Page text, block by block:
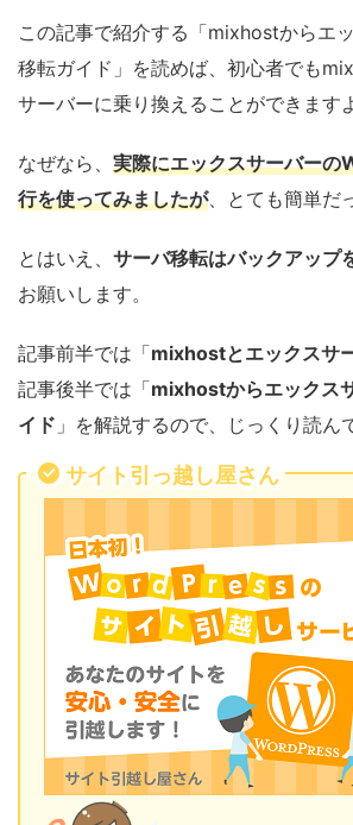
この記事で紹介する「mixhostからエ
移転ガイド」を読めば、初心者でも
サーバーに乗り換えることができますよ
なぜなら、 実際にエックスサーバー
行を使ってみましたが、とても簡単だ
とはいえ、 サーバ移転はバックアップ
お願いします。
記事前半では「mixhostとエックスサ
記事後半では「mixhostからエックス
イド 」を解説するので、じっくり読ん
サイト引っ越し屋さん